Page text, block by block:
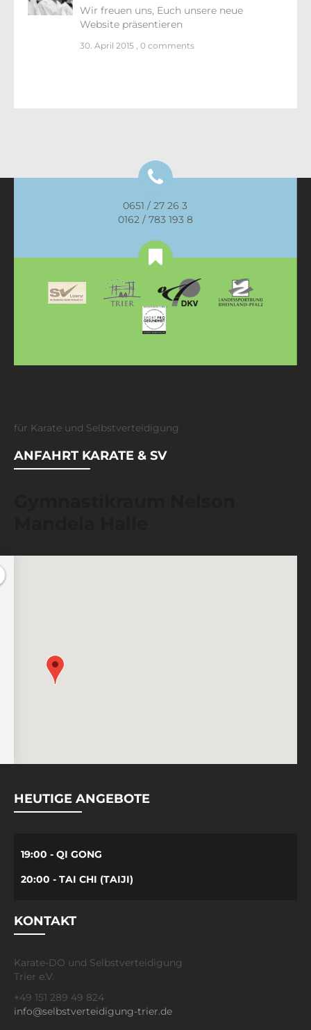
Wir freuen uns, Euch unsere neue
Website präsentieren
30. April 2015 , 0 comments
0651 / 27 26 3
0162 / 783 193 8
für Karate und Selbstverteidigung
ANFAHRT KARATE & SV
HEUTIGE ANGEBOTE
19:00 - QI GONG
20:00 - TAI CHI (TAIJI)
KONTAKT
Karate-DO und Selbstverteidigung
Trier e.V.
+49 151 289 49 824
info@selbstverteidigung-trier.de